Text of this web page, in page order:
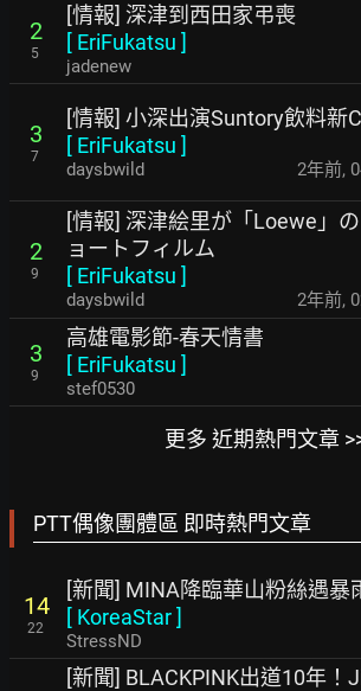
2
5
[情報] 深津到西田家弔喪
[ EriFukatsu ]
jadenew
3
7
[情報] 小深出演Suntory飲料新
[ EriFukatsu ]
daysbwild 2年前,
2
9
[情報] 深津絵里が「Loewe」
ョートフィルム
[ EriFukatsu ]
daysbwild 2年前,
3
9
高雄電影節-春天情書
[ EriFukatsu ]
stef0530
更多 近期熱門文章
PTT偶像團體區 即時熱門文章
14
22
[新聞] MINA降臨華山粉絲遇暴
[ KoreaStar]
StressND
[新聞] BLACKPINK出道10年！